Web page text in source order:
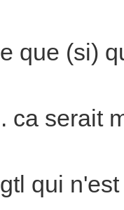
que (si)
ca serait
qui